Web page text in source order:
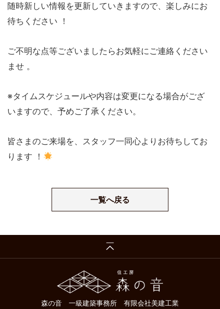
随時新しい情報を更新していきますので、楽しみにお
待ちください ！
ご不明な点等ございましたらお気軽にご連絡ください
ませ 。
※タイムスケジュールや内容は変更になる場合がござ
いますので、予めご了承ください。
皆さまのご来場を、スタッフ一同心よりお待ちしてお
ります ！
一覧へ戻る
森の音 一級建築事務所 有限会社美建工業